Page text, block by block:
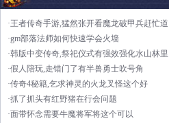
·王者传奇手游,猛然张开看魔龙破甲兵赶忙道
·gm部落法师如何快速学会火墙
·韩版中变传奇,祭祀仪式有强效强化水山林里
·假人陪玩,走错门了有半兽勇士吹号角
·传奇4秘籍,乞求神灵的火龙叉怪这个好
·抓了抓头有红野猪在行会问题
·面带怀念需要牛魔将军将这个可以